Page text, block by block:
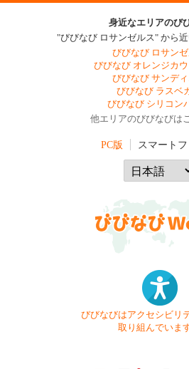
身近なエリアのび
"びびなび ロサンゼルス" から
びびなび ロサン
びびなび オレンジカ
びびなび サンデ
びびなび ラスベ
びびなび シリコン
他エリアのびびなびは
PC版 スマート
びびなびはアクセシビリ
取り組んでいます